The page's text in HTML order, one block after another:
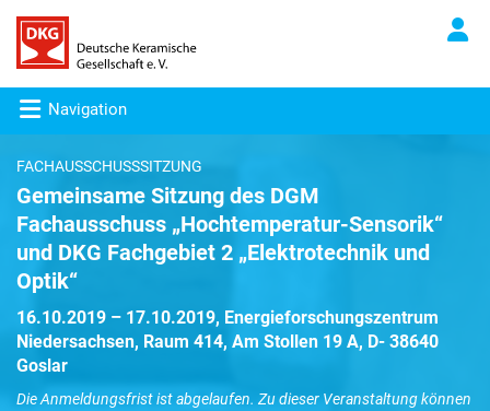
Navigation
FACHAUSSCHUSSSITZUNG
Gemeinsame Sitzung des DGM
Fachausschuss „Hochtemperatur-Sensorik“
und DKG Fachgebiet 2 „Elektrotechnik und
Optik“
16.10.2019 – 17.10.2019, Energieforschungszentrum
Niedersachsen, Raum 414, Am Stollen 19 A, D- 38640
Goslar
Die Anmeldungsfrist ist abgelaufen. Zu dieser Veranstaltung können